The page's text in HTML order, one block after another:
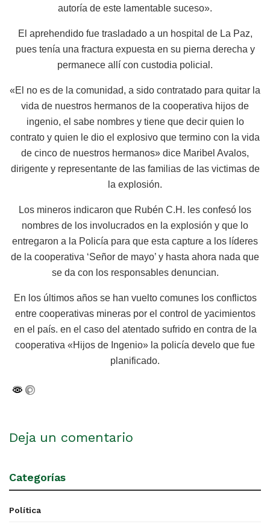
autoría de este lamentable suceso».
El aprehendido fue trasladado a un hospital de La Paz,
pues tenía una fractura expuesta en su pierna derecha y
permanece allí con custodia policial.
«El no es de la comunidad, a sido contratado para quitar la
vida de nuestros hermanos de la cooperativa hijos de
ingenio, el sabe nombres y tiene que decir quien lo
contrato y quien le dio el explosivo que termino con la vida
de cinco de nuestros hermanos» dice Maribel Avalos,
dirigente y representante de las familias de las victimas de
la explosión.
Los mineros indicaron que Rubén C.H. les confesó los
nombres de los involucrados en la explosión y que lo
entregaron a la Policía para que esta capture a los líderes
de la cooperativa ‘Señor de mayo’ y hasta ahora nada que
se da con los responsables denuncian.
En los últimos años se han vuelto comunes los conflictos
entre cooperativas mineras por el control de yacimientos
en el país. en el caso del atentado sufrido en contra de la
cooperativa «Hijos de Ingenio» la policía develo que fue
planificado.
Deja un comentario
Categorías
Política